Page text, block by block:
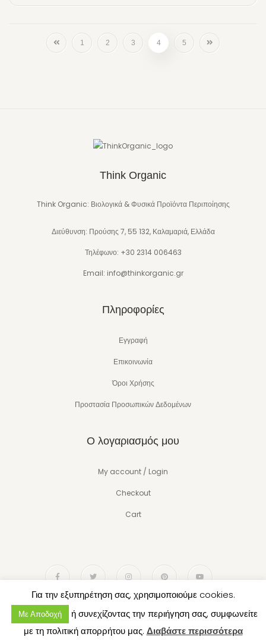
1 2 3 4 5
Think Organic
Think Organic: Βιολογικά & Φυσικά Προϊόντα Περιποίησης
Διεύθυνση: Προύσης 7, 55 132, Καλαμαριά, Ελλάδα
Τηλέφωνο: +30 2314 006463
Email: info@thinkorganic.gr
Πληροφορίες
Εγγραφή
Επικοινωνία
Όροι Χρήσης
Προστασία Προσωπικών Δεδομένων
Ο λογαριασμός μου
My account / Login
Checkout
Cart
Για την εξυπηρέτηση σας, χρησιμοποιούμε cookies.
Με Αποδοχή
ή συνεχίζοντας την περιήγηση σας, συμφωνείτε
με τη πολιτική απορρήτου μας. Διαβάστε περισσότερα